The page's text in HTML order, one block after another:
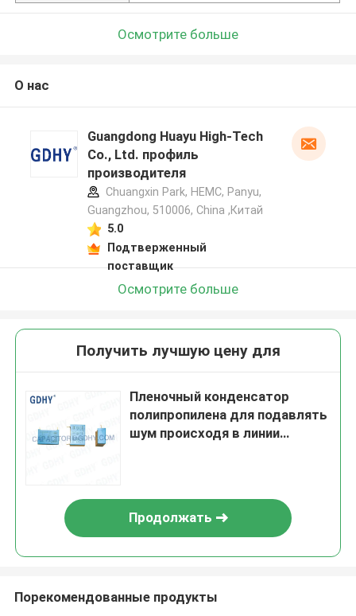
Осмотрите больше
О нас
Guangdong Huayu High-Tech
Co., Ltd. профиль
производителя
Chuangxin Park, HEMC, Panyu,
Guangzhou, 510006, China ,Китай
5.0
Подтверженный
поставщик
Осмотрите больше
Получить лучшую цену для
Пленочный конденсатор
полипропилена для подавлять
шум происходя в линии
Продолжать
Порекомендованные продукты